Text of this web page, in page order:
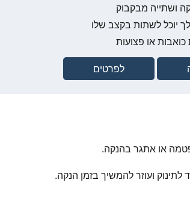
ושתייה מבקבוק
יוכל לשתות בקצב שלו
או פצועות
לפרטים
או אתגר בהנקה.
ועוזר להמשיך בזמן הנקה.